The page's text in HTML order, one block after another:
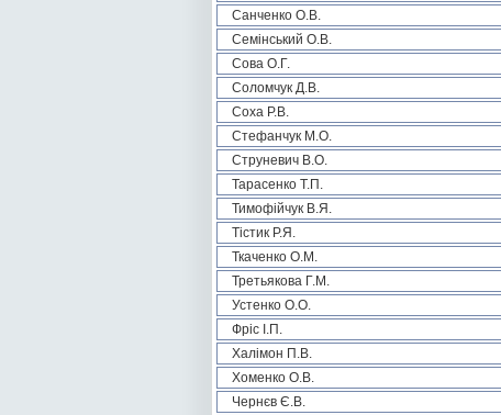
Санченко О.В.
Семінський О.В.
Сова О.Г.
Соломчук Д.В.
Соха Р.В.
Стефанчук М.О.
Струневич В.О.
Тарасенко Т.П.
Тимофійчук В.Я.
Тістик Р.Я.
Ткаченко О.М.
Третьякова Г.М.
Устенко О.О.
Фріс І.П.
Халімон П.В.
Хоменко О.В.
Чернєв Є.В.